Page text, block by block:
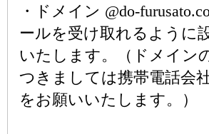
・ドメイン @do-
ールを受け取れるように
いたします。（ドメイン
つきましては携帯電話会
をお願いいたします。）